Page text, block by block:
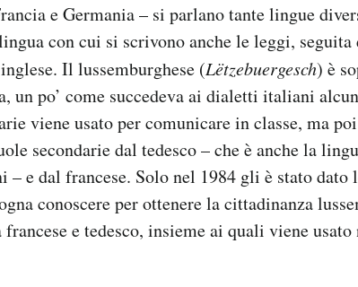
e Germania – si parlano tante lingue
con cui si scrivono anche le leggi, seguita
Il lussemburghese (Lëtzebuergesch) è
un po’ come succedeva ai dialetti italiani
viene usato per comunicare in classe, ma
secondarie dal tedesco – che è anche la
– e dal francese. Solo nel 1984 gli è stato dato
conoscere per ottenere la cittadinanza
e tedesco, insieme ai quali viene